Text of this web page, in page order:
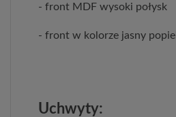
- front MDF wysoki połysk
- front w kolorze jasny popiel
Uchwyty: